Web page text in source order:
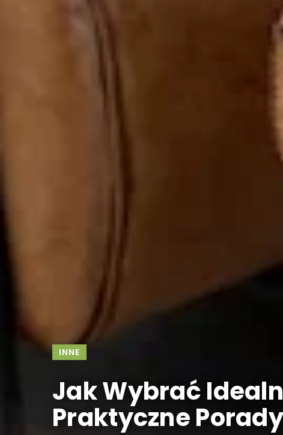
INNE
Jak Wybrać
Praktyczne